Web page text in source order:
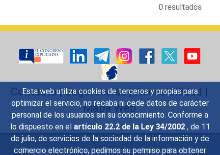
Esta web utiliza cookies de terceros y propias para
optimizar el servicio, no recaba ni cede datos de carácter
personal de los usuarios sin su conocimiento. Conforme a
lo dispuesto en el artículo 22.2 de la Ley 34/2002 , de 11
de julio, de servicios de la sociedad de la información y de
comercio electrónico, pedimos su permiso para obtener
0 resultados
Contacto|Sugerencias|Accesibilidad |
Mapa Web
Preguntas Frecuentes|Aviso legal|